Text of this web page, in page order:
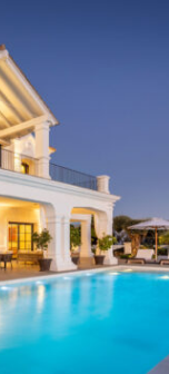
Calefacción por
todas partes)
Entrada de video